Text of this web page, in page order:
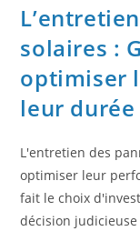
solaires :
optimiser
leur durée
L'entretien des
optimiser leur
fait le choix
décision